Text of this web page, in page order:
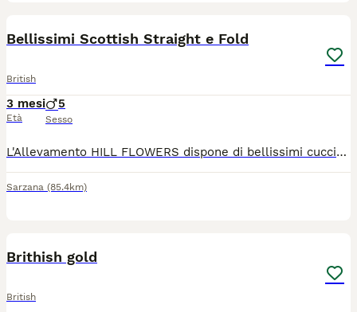
Bellissimi Scottish Straight e Fold
British
3 mesi
Età
5
Sesso
L'Allevamento HILL FLOWERS dispone di bellissimi cuccioli consegnabili a partire dai primi di luglio. Si tratta di una cucciolata con 3 stupendi e dolcissimi cuccioli maschi Scottish Straight nati 11/04/26 - 2 Blu - 1 Blu Tabby E di una cucciolata di Scottish Fold con due maschi: - Silver Tabby Spotted - Golden Tabby Spotted I cuccioli che saranno in possesso di certificazione ENFI, saranno ceduti a partire dal loro 90 esimo giorno di vita: - con doppia vaccinazione - sverminazione - termomicrochip - trattamento antiparassitario ed esame feci negativo. Già abituati all'uso della lettiera. Sono nati da genitori testati negativi per FIV E FeLV, cardiomiopatia ipertrofica, nefropatia policistica. Consegna in tutta Italia. SI ACCETTANO PRENOTAZIONI. Per informazioni chiamare al 328/9691214
Sarzana (85.4km)
Brithish gold
British